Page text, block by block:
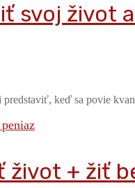
svoj život
keď sa povie
+ žiť